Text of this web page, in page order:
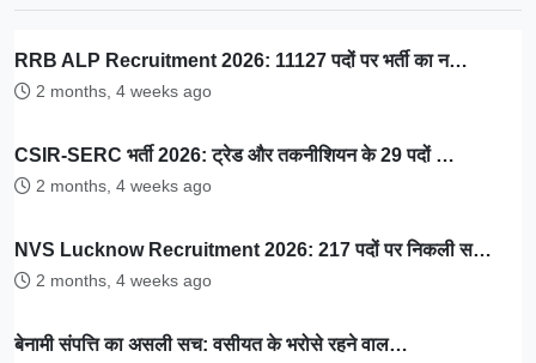
RRB ALP Recruitment 2026: 11127 पदों पर भर्ती का न…
2 months, 4 weeks ago
CSIR-SERC भर्ती 2026: ट्रेड और तकनीशियन के 29 पदों …
2 months, 4 weeks ago
NVS Lucknow Recruitment 2026: 217 पदों पर निकली स…
2 months, 4 weeks ago
बेनामी संपत्ति का असली सच: वसीयत के भरोसे रहने वाल…